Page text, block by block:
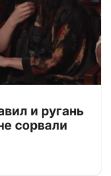
и ругань
сорвали